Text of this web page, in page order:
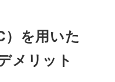
）を用いた
メリット